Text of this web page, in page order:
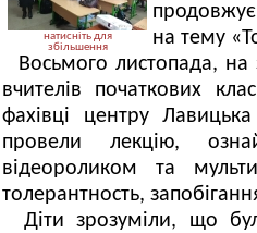
натисніть для
збільшення
на тему
Восьмого листопада,
вчителів початкових
фахівці центру
провели лекцію,
відеороликом та
толерантность,
Діти зрозуміли, що